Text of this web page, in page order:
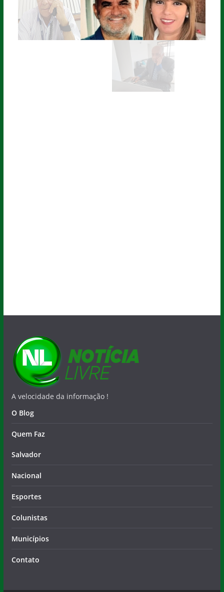
A velocidade da informação !
O Blog
Quem Faz
Salvador
Nacional
Esportes
Colunistas
Municípios
Contato